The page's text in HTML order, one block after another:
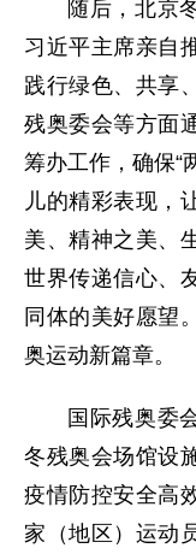
随后，北京
习近平主席亲自
践行绿色、共享
残奥委会等方面
筹办工作，确保“
儿的精彩表现，
美、精神之美、
世界传递信心、
同体的美好愿望
奥运动新篇章。
国际残奥委
冬残奥会场馆设
疫情防控安全高
家（地区）运动